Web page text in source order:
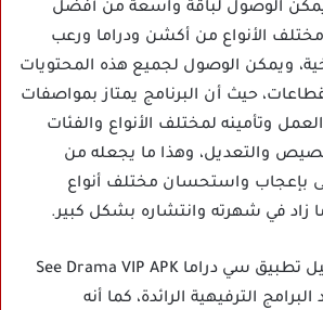
الوصول لباقة واسعة من أفضل
مختلف الأنواع من أكشن ودراما ورعب
ويمكن الوصول لجميع هذه المحتويات
حيث أن البرنامج يمتاز بمواصفات
وتأمينه لمختلف الأنواع والفئات
والتعديل، وهذا ما يجعله من
بإعجاب واستحسان مختلف أنواع
زاد في شهرته وانتشاره بشكل كبير.
يتزايد الاهتمام بتحميل تطبيق سي دراما See Drama VIP APK
الترفيهية الرائدة، كما أنه